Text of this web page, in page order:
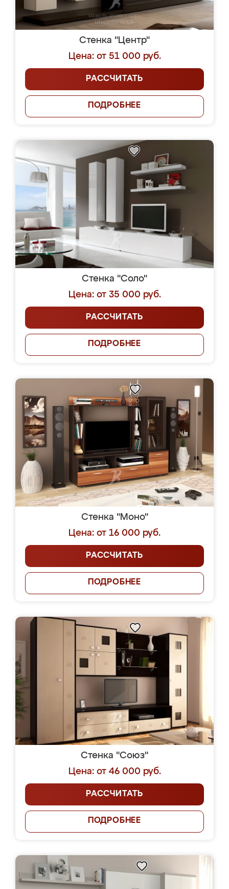
Стенка "Центр"
Цена: от 51 000 руб.
РАССЧИТАТЬ
ПОДРОБНЕЕ
Стенка "Соло"
Цена: от 35 000 руб.
РАССЧИТАТЬ
ПОДРОБНЕЕ
Стенка "Моно"
Цена: от 16 000 руб.
РАССЧИТАТЬ
ПОДРОБНЕЕ
Стенка "Союз"
Цена: от 46 000 руб.
РАССЧИТАТЬ
ПОДРОБНЕЕ